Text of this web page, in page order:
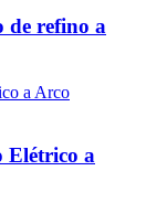
de refino a
Elétrico a